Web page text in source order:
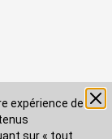
expérience de
sur « tout